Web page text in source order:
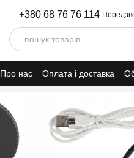
+380 68 76 76 114
Про нас Оплата і доставка